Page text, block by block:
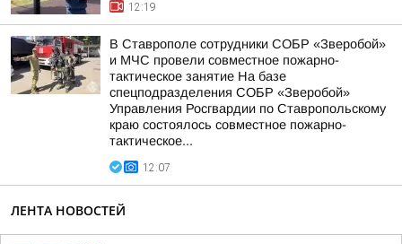
12:19
В Ставрополе сотрудники СОБР «Зверобой»
и МЧС провели совместное пожарно-
тактическое занятие На базе
спецподразделения СОБР «Зверобой»
Управления Росгвардии по Ставропольскому
краю состоялось совместное пожарно-
тактическое...
12:07
ЛЕНТА НОВОСТЕЙ